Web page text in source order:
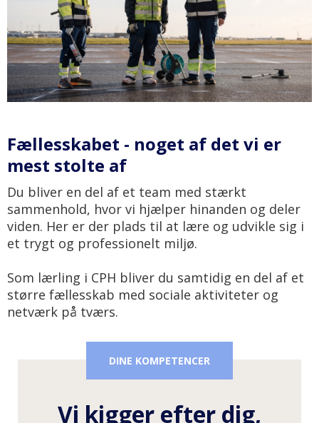
Fællesskabet - noget af det vi er
mest stolte af
Du bliver en del af et team med stærkt
sammenhold, hvor vi hjælper hinanden og deler
viden. Her er der plads til at lære og udvikle sig i
et trygt og professionelt miljø.
Som lærling i CPH bliver du samtidig en del af et
større fællesskab med sociale aktiviteter og
netværk på tværs.
DINE KOMPETENCER
Vi kigger efter dig,